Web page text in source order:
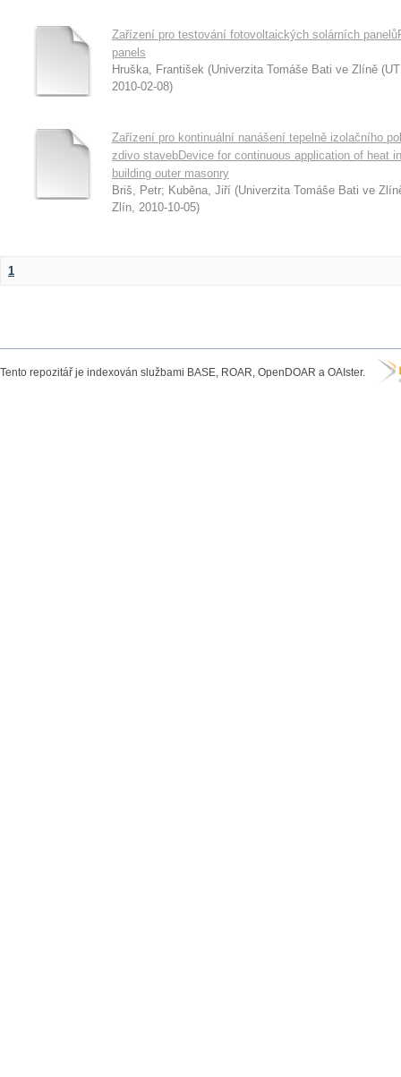
Zařízení pro testování fotovoltaických solárních
panels
Hruška, František (Univerzita Tomáše Bati ve Zlíně
2010-02-08)
Zařízení pro kontinuální nanášení tepelně izolačního
zdivo stavebDevice for continuous application of heat
building outer masonry
Briš, Petr; Kuběna, Jiří (Univerzita Tomáše Bati ve
Zlín, 2010-10-05)
1
Tento repozitář je indexován službami BASE, ROAR, OpenDOAR a OAIster.